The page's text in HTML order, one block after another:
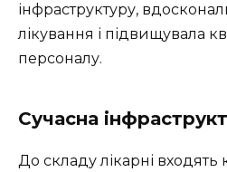
інфраструктуру,
лікування і підвищувала
персоналу.
Сучасна
До складу лікарні входять